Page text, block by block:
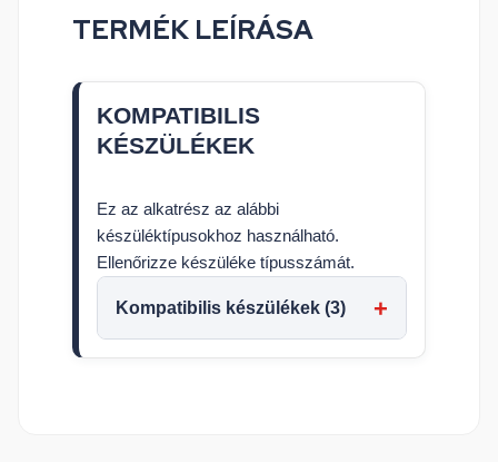
TERMÉK LEÍRÁSA
KOMPATIBILIS
KÉSZÜLÉKEK
Ez az alkatrész az alábbi
készüléktípusokhoz használható.
Ellenőrizze készüléke típusszámát.
Kompatibilis készülékek (3)